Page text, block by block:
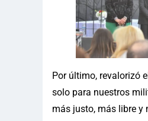
Por último, revalorizó
solo para nuestros
más justo, más libre y